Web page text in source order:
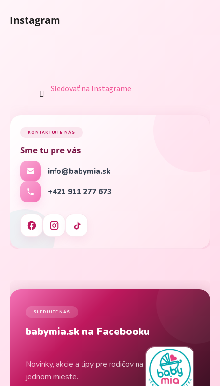
Instagram
Sledovať na Instagrame
KONTAKTUJTE NÁS
Sme tu pre vás
info@babymia.sk
+421 911 277 673
SLEDUJTE NÁS
babymia.sk na Facebooku
Novinky, akcie a tipy pre rodičov na
jednom mieste.